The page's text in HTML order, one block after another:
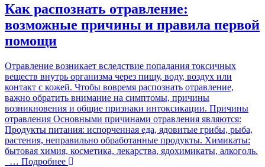
Как распознать отравление:
возможные причины и правила первой
помощи
Отравление возникает вследствие попадания токсичных
веществ внутрь организма через пищу, воду, воздух или
контакт с кожей. Чтобы вовремя распознать отравление,
важно обратить внимание на симптомы, причины
возникновения и общие признаки интоксикации. Причины
отравления Основными причинами отравления являются:
Продукты питания: испорченная еда, ядовитые грибы, рыба,
растения, неправильно обработанные продукты. Химикаты:
бытовая химия, косметика, лекарства, ядохимикаты, алкоголь.
… Подробнее